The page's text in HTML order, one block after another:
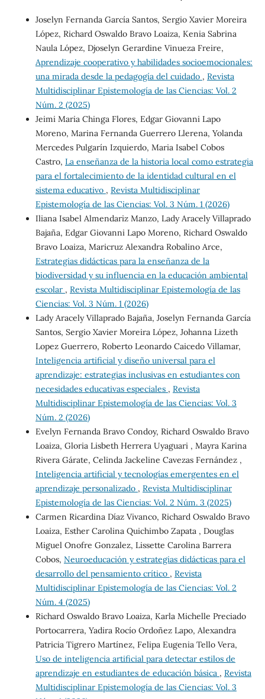
Joselyn Fernanda García Santos, Sergio Xavier Moreira
López, Richard Oswaldo Bravo Loaiza, Kenia Sabrina
Naula López, Djoselyn Gerardine Vinueza Freire,
Aprendizaje cooperativo y habilidades socioemocionales:
una mirada desde la pedagogía del cuidado , Revista
Multidisciplinar Epistemología de las Ciencias: Vol. 2
Núm. 2 (2025)
Jeimi Maria Chinga Flores, Edgar Giovanni Lapo
Moreno, Marina Fernanda Guerrero Llerena, Yolanda
Mercedes Pulgarín Izquierdo, Maria Isabel Cobos
Castro, La enseñanza de la historia local como estrategia
para el fortalecimiento de la identidad cultural en el
sistema educativo , Revista Multidisciplinar
Epistemología de las Ciencias: Vol. 3 Núm. 1 (2026)
Iliana Isabel Almendariz Manzo, Lady Aracely Villaprado
Bajaña, Edgar Giovanni Lapo Moreno, Richard Oswaldo
Bravo Loaiza, Maricruz Alexandra Robalino Arce,
Estrategias didácticas para la enseñanza de la
biodiversidad y su influencia en la educación ambiental
escolar , Revista Multidisciplinar Epistemología de las
Ciencias: Vol. 3 Núm. 1 (2026)
Lady Aracely Villaprado Bajaña, Joselyn Fernanda García
Santos, Sergio Xavier Moreira López, Johanna Lizeth
Lopez Guerrero, Roberto Leonardo Caicedo Villamar,
Inteligencia artificial y diseño universal para el
aprendizaje: estrategias inclusivas en estudiantes con
necesidades educativas especiales , Revista
Multidisciplinar Epistemología de las Ciencias: Vol. 3
Núm. 2 (2026)
Evelyn Fernanda Bravo Condoy, Richard Oswaldo Bravo
Loaiza, Gloria Lisbeth Herrera Uyaguari , Mayra Karina
Rivera Gárate, Celinda Jackeline Cavezas Fernández ,
Inteligencia artificial y tecnologías emergentes en el
aprendizaje personalizado , Revista Multidisciplinar
Epistemología de las Ciencias: Vol. 2 Núm. 3 (2025)
Carmen Ricardina Díaz Vivanco, Richard Oswaldo Bravo
Loaiza, Esther Carolina Quichimbo Zapata , Douglas
Miguel Onofre Gonzalez, Lissette Carolina Barrera
Cobos, Neuroeducación y estrategias didácticas para el
desarrollo del pensamiento crítico , Revista
Multidisciplinar Epistemología de las Ciencias: Vol. 2
Núm. 4 (2025)
Richard Oswaldo Bravo Loaiza, Karla Michelle Preciado
Portocarrera, Yadira Rocío Ordoñez Lapo, Alexandra
Patricia Tigrero Martínez, Felipa Eugenia Tello Vera,
Uso de inteligencia artificial para detectar estilos de
aprendizaje en estudiantes de educación básica , Revista
Multidisciplinar Epistemología de las Ciencias: Vol. 3